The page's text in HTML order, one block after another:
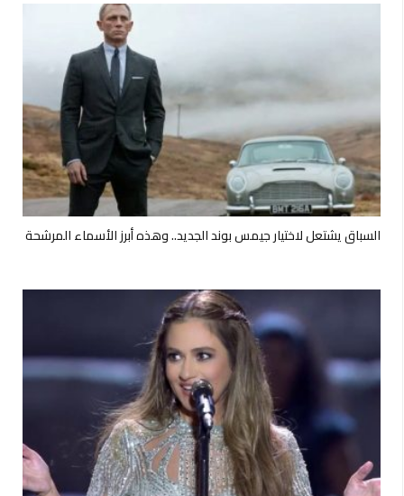
السباق يشتعل لاختيار جيمس بوند الجديد.. وهذه أبرز الأسماء المرشحة